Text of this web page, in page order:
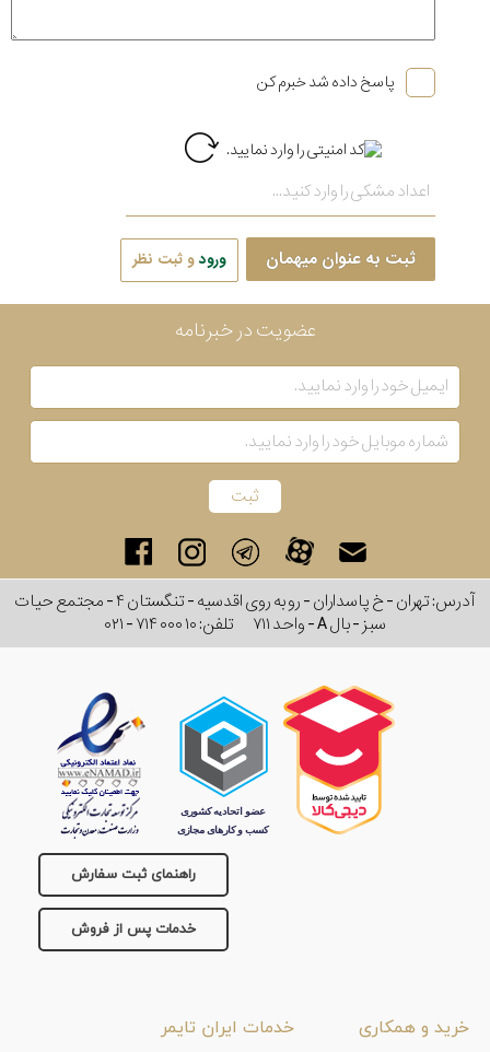
پاسخ داده شد خبرم کن
ثبت به عنوان میهمان ورودو ثبت نظر
عضویت در خبرنامه
آدرس: تهران - خ پاسداران - رو به روی اقدسیه - تنگستان ۴ - مجتمع حیات
سبز - بال A - واحد ۷۱۱
تلفن:۰۲۱ - ۷۱۴ ۰۰۰ ۱۰
راهنمای ثبت سفارش
خدمات پس از فروش
خرید و همکاری خدمات ایران تایمر